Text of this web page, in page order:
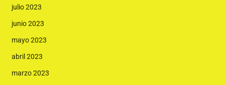
julio 2023
junio 2023
mayo 2023
abril 2023
marzo 2023